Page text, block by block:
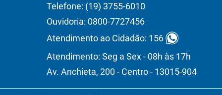
Telefone: (19) 3755-6010
Ouvidoria: 0800-7727456
Atendimento ao Cidadão: 156
Atendimento: Seg a Sex - 08h às 17h
Av. Anchieta, 200 - Centro - 13015-904